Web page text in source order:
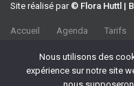
Site réalisé par © Flora Huttl |
Accueil Agenda Tarifs
Association Théâtre et
35 rue Emile Tavan, 13100 Aix-
04 42 27 37 39
Nous utilisons des
expérience sur notre site